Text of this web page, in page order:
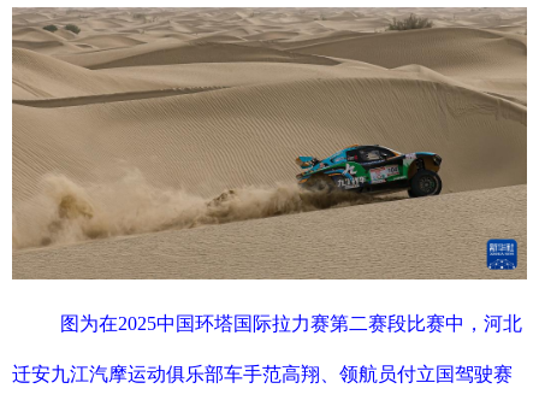
图为在2025中国环塔国际拉力赛第二赛段比赛中，河北
迁安九江汽摩运动俱乐部车手范高翔、领航员付立国驾驶赛